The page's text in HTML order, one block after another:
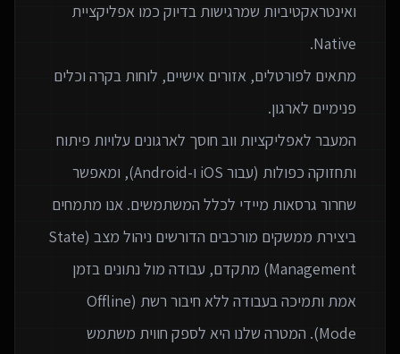
ואינטראקטיביות שמרגישות בדיוק כמו אפליקציית
מתאים לפורטלים, אזורים אישיים, לוחות בקרה וכלים
המעבר לאפליקציות ווב חוסך לארגונים עלויות פיתוח
ותחזוקה כפולות (עבור iOS ו-Android), ומאפשר
שחרור גרסאות מיידי לכלל המשתמשים. אנו מתמחים
ביצירת ממשקים מורכבים הדורשים ניהול מצב (State
Management) מתקדם, עבודה מול נתונים בזמן
אמת ותמיכה בעבודה ללא חיבור רשת (Offline
Mode). המטרה שלנו היא לספק חווית משתמש